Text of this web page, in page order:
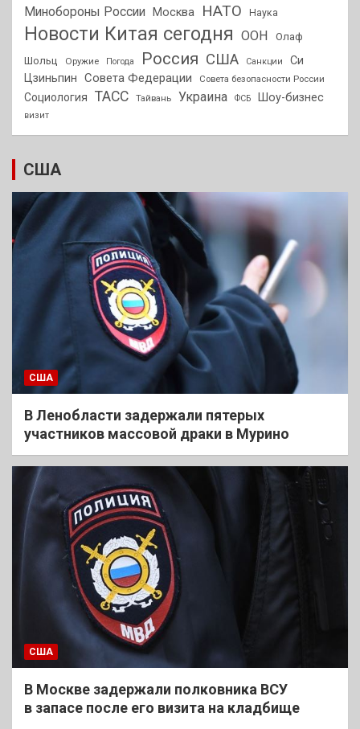
Минобороны России Москва НАТО Наука
Новости Китая сегодня ООН
Олаф
Шольц
Оружие Погода Россия США Санкции
Си
Цзиньпин Совета Федерации Совета безопасности России
Социология ТАСС Тайвань Украина ФСБ Шоу-бизнес
визит
США
США
В Ленобласти задержали пятерых
участников массовой драки в Мурино
США
В Москве задержали полковника ВСУ
в запасе после его визита на кладбище